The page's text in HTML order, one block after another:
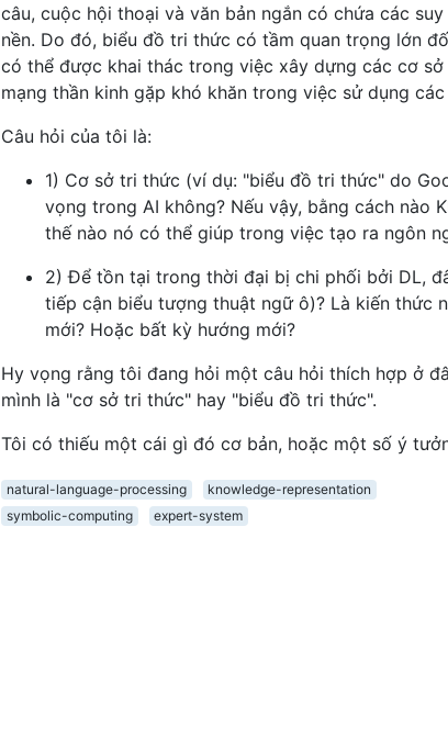
câu, cuộc hội thoại và văn bản ngắn có chứa các
nền. Do đó, biểu đồ tri thức có tầm quan trọng lớn
có thể được khai thác trong việc xây dựng các cơ
mạng thần kinh gặp khó khăn trong việc sử dụng
Câu hỏi của tôi là:
1) Cơ sở tri thức (ví dụ: "biểu đồ tri thức" do
vọng trong AI không? Nếu vậy, bằng cách nào
thế nào nó có thể giúp trong việc tạo ra ngôn
2) Để tồn tại trong thời đại bị chi phối bởi DL,
tiếp cận biểu tượng thuật ngữ ô)? Là kiến thức
mới? Hoặc bất kỳ hướng mới?
Hy vọng rằng tôi đang hỏi một câu hỏi thích hợp ở
mình là "cơ sở tri thức" hay "biểu đồ tri thức".
Tôi có thiếu một cái gì đó cơ bản, hoặc một số ý
natural-language-processing
knowledge-representation
symbolic-computing
expert-system